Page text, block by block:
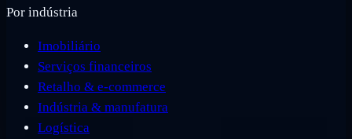
Por indústria
Imobiliário
Serviços financeiros
Retalho & e-commerce
Indústria & manufatura
Logística